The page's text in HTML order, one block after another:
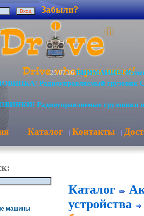
Забыли?
20.07.26 ВНИМАНИЕ!
Радиоуправляемый грузовик
Радиоуправляемые грузовики
| Каталог | Контакты |
машины
Каталог
устройства